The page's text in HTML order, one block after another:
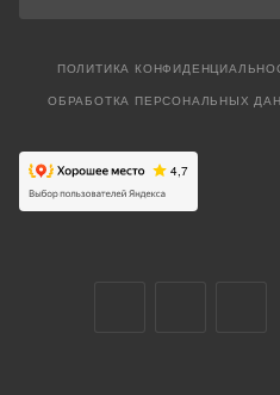
ПОЛИТИКА
ОБРАБОТКА ПЕРСОНАЛЬНЫХ